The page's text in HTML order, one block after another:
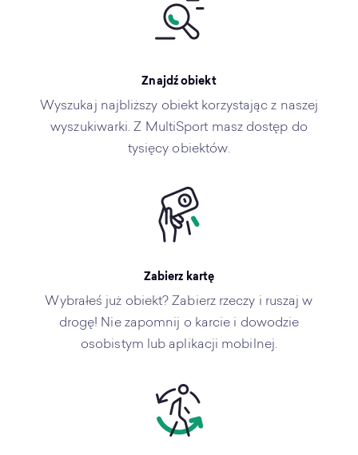
Znajdź obiekt
Wyszukaj najbliższy obiekt korzystając z naszej
wyszukiwarki. Z MultiSport masz dostęp do
tysięcy obiektów.
Zabierz kartę
Wybrałeś już obiekt? Zabierz rzeczy i ruszaj w
drogę! Nie zapomnij o karcie i dowodzie
osobistym lub aplikacji mobilnej.